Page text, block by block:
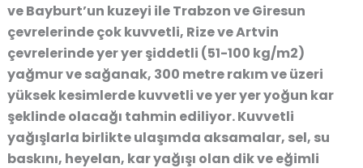
ve Bayburt’un kuzeyi ile Trabzon ve Giresun
çevrelerinde çok kuvvetli, Rize ve Artvin
çevrelerinde yer yer şiddetli (51-100 kg/m2)
yağmur ve sağanak, 300 metre rakım ve üzeri
yüksek kesimlerde kuvvetli ve yer yer yoğun kar
şeklinde olacağı tahmin ediliyor. Kuvvetli
yağışlarla birlikte ulaşımda aksamalar, sel, su
baskını, heyelan, kar yağışı olan dik ve eğimli